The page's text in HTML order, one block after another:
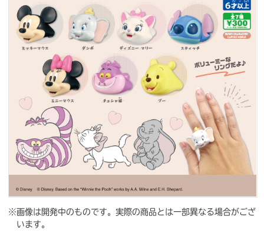
閉じる
※画像は開発中のものです。実際の商品とは一部異なる場合がござ
います。